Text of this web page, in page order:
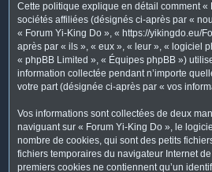
Cette politique explique en détail comment «
sociétés affiliées (désignés ci-après par «
« Forum Yi-King Do », « https://yikingdo.eu/
après par « ils », « eux », « leur », « logiciel
« phpBB Limited », « Équipes phpBB »)
information collectée pendant n’importe
votre part (désignée ci-après par « vos
Vos informations sont collectées de deux
naviguant sur « Forum Yi-King Do », le
nombre de cookies, qui sont des petits
fichiers temporaires du navigateur Internet
premiers cookies ne contiennent qu’un